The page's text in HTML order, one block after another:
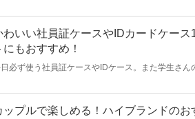
わいい社員証ケースやIDカードケース
にもおすすめ！
必ず使う社員証ケースやIDケース。また学生さん
ードを入れることも多いですね。そこで今回はプ
ップルで楽しめる！ハイブランドのお